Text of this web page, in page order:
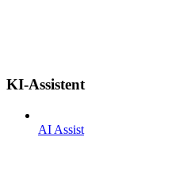
KI-Assistent
AI Assist